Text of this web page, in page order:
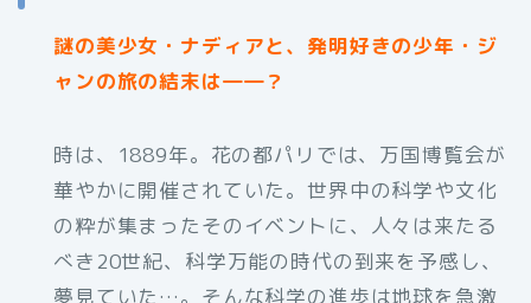
謎の美少女・ナディアと、発明好きの少年・ジ
ャンの旅の結末は――？
時は、1889年。花の都パリでは、万国博覧会が
華やかに開催されていた。世界中の科学や文化
の粋が集まったそのイベントに、人々は来たる
べき20世紀、科学万能の時代の到来を予感し、
夢見ていた…。そんな科学の進歩は地球を急激